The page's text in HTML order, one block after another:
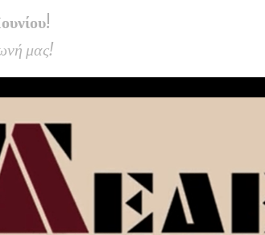
μας!
You Might Also Like
ΠΑΣ Κόρινθος:
Πραγματοποιήθηκε ο καθιερωμένος
αγιασμός (video)